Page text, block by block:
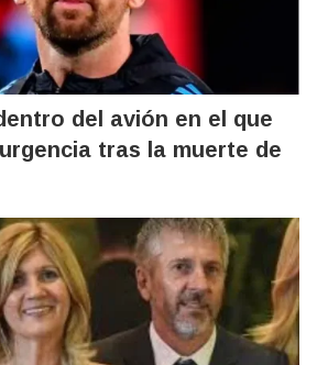
del avión en el que
tras la muerte de